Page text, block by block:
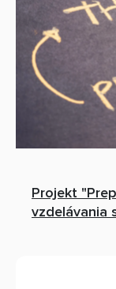
Projekt
vzdelávania